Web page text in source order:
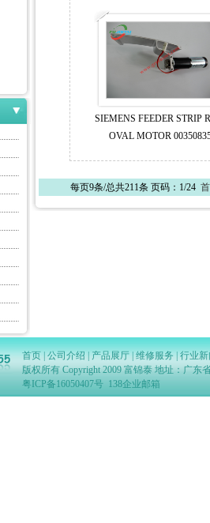
SIEMENS FEEDER STRIP
OVAL MOTOR
每页9条/总共211条 页码：1/24
首页|公司介绍|产品展厅|维修服务|行业
版权所有 Copyright 2009 富锦泰 地址：广东
粤ICP备16050407号 138企业邮箱